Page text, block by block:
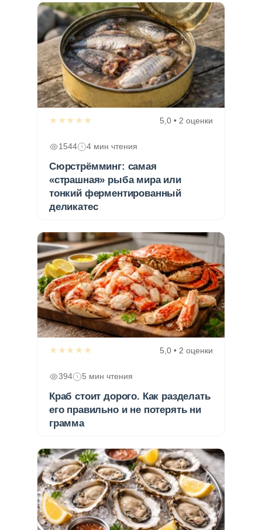
★★★★★ 5,0 • 2 оценки
1544 4 мин чтения
Сюрстрёмминг: самая
«страшная» рыба мира или
тонкий ферментированный
деликатес
★★★★★ 5,0 • 2 оценки
394 5 мин чтения
Краб стоит дорого. Как разделать
его правильно и не потерять ни
грамма